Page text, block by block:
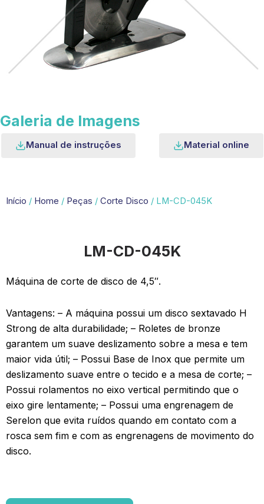
Galeria de Imagens
Manual de instruções Material online
Início / Home / Peças / Corte Disco / LM-CD-045K
LM-CD-045K
Máquina de corte de disco de 4,5″.
Vantagens: – A máquina possui um disco sextavado H
Strong de alta durabilidade; – Roletes de bronze
garantem um suave deslizamento sobre a mesa e tem
maior vida útil; – Possui Base de Inox que permite um
deslizamento suave entre o tecido e a mesa de corte; –
Possui rolamentos no eixo vertical permitindo que o
eixo gire lentamente; – Possui uma engrenagem de
Serelon que evita ruídos quando em contato com a
rosca sem fim e com as engrenagens de movimento do
disco.